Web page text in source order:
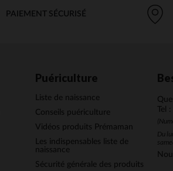
PAIEMENT SÉCURISÉ
Puériculture
Liste de naissance
Conseils puériculture
Vidéos produits Prémaman
Les indispensables liste de
naissance
Sécurité générale des produits
Tel
Du